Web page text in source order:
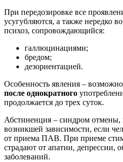
При передозировке все
усугубляются, а также нередко
психоз, сопровождающийся:
галлюцинациями;
бредом;
дезориентацией.
Особенность явления –
после однократного
продолжается до трех суток.
Абстиненция – синдром отмены,
возникшей зависимости, если
от приема ПАВ. При приеме
страдают от апатии, депрессии,
заболеваний.